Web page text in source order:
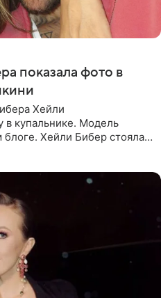
показала фото в
Хейли
в купальнике. Модель
блоге. Хейли Бибер стояла